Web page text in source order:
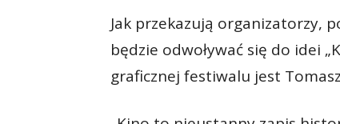
Jak przekazują organizatorzy,
będzie odwoływać się do idei
graficznej festiwalu jest